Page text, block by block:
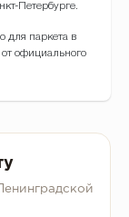
Петербурге.
для паркета в
от официального